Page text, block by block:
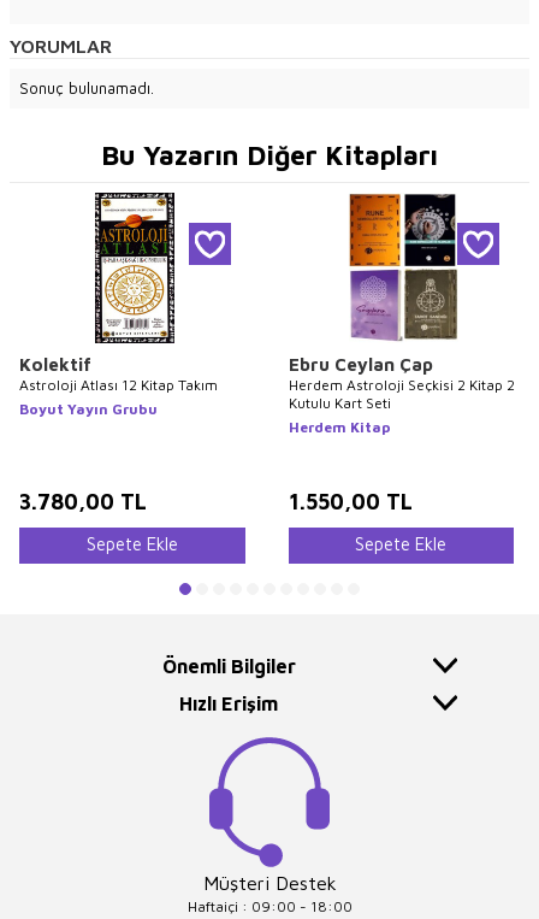
YORUMLAR
Sonuç bulunamadı.
Bu Yazarın Diğer Kitapları
Kolektif
Astroloji Atlası 12 Kitap Takım
Boyut Yayın Grubu
3.780,00 TL
Sepete Ekle
Ebru Ceylan Çap
Herdem Astroloji Seçkisi 2 Kitap 2
Kutulu Kart Seti
Herdem Kitap
1.550,00 TL
Sepete Ekle
Önemli Bilgiler
Hızlı Erişim
Müşteri Destek
Haftaiçi : 09:00 - 18:00